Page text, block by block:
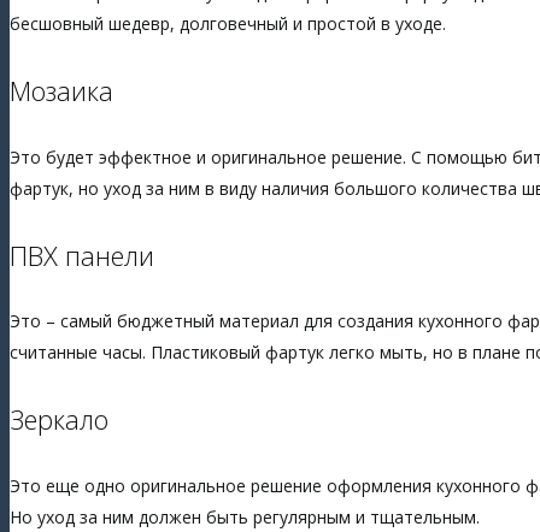
бесшовный шедевр, долговечный и простой в уходе.
Мозаика
Это будет эффектное и оригинальное решение. С помощью
фартук, но уход за ним в виду наличия большого количества
ПВХ панели
Это – самый бюджетный материал для создания кухонного
считанные часы. Пластиковый фартук легко мыть, но в плане
Зеркало
Это еще одно оригинальное решение оформления кухонного
Но уход за ним должен быть регулярным и тщательным.